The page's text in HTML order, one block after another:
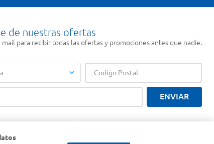
de nuestras ofertas
mail para recibir todas las ofertas y promociones antes que nadie.
ENVIAR